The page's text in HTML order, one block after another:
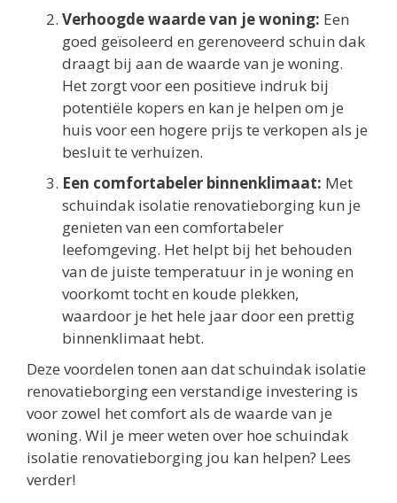
Verhoogde waarde van je woning: Een
goed geïsoleerd en gerenoveerd schuin dak
draagt bij aan de waarde van je woning.
Het zorgt voor een positieve indruk bij
potentiële kopers en kan je helpen om je
huis voor een hogere prijs te verkopen als je
besluit te verhuizen.
Een comfortabeler binnenklimaat: Met
schuindak isolatie renovatieborging kun je
genieten van een comfortabeler
leefomgeving. Het helpt bij het behouden
van de juiste temperatuur in je woning en
voorkomt tocht en koude plekken,
waardoor je het hele jaar door een prettig
binnenklimaat hebt.
Deze voordelen tonen aan dat schuindak isolatie
renovatieborging een verstandige investering is
voor zowel het comfort als de waarde van je
woning. Wil je meer weten over hoe schuindak
isolatie renovatieborging jou kan helpen? Lees
verder!